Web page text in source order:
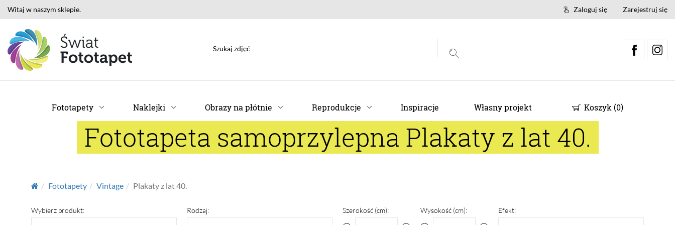
Witaj w naszym sklepie. Zaloguj się Zarejestruj się
Fototapety Naklejki Obrazy na płótnie Reprodukcje Inspiracje Własny projekt Koszyk (0)
Fototapeta samoprzylepna Plakaty z lat 40.
Fototapety Vintage Plakaty z lat 40.
Wybierz produkt:
Rodzaj:
Szerokość (cm): Wysokość (cm):
Efekt: